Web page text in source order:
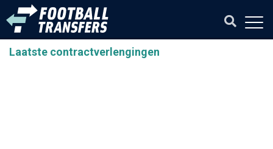
Laatste contractverlengingen